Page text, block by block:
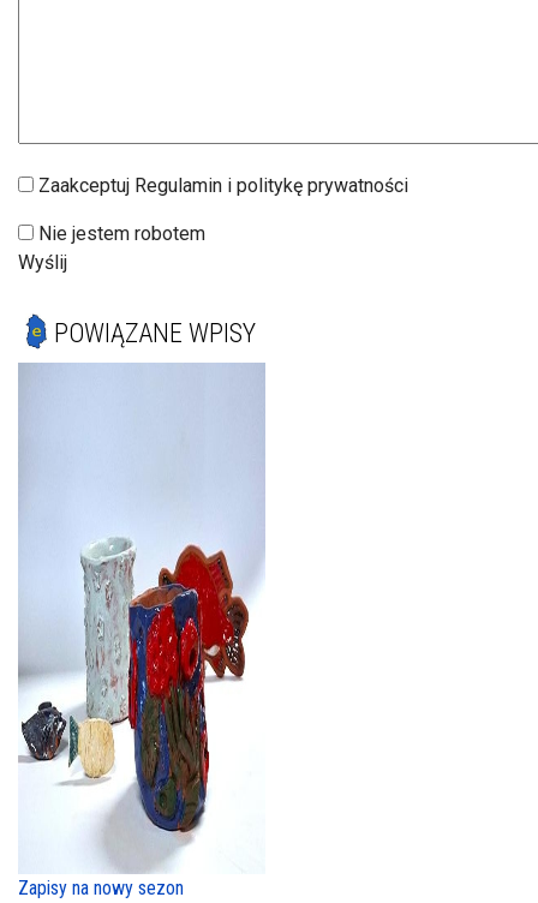
Zaakceptuj Regulamin i politykę prywatności
Nie jestem robotem
Wyślij
POWIĄZANE WPISY
Zapisy na nowy sezon